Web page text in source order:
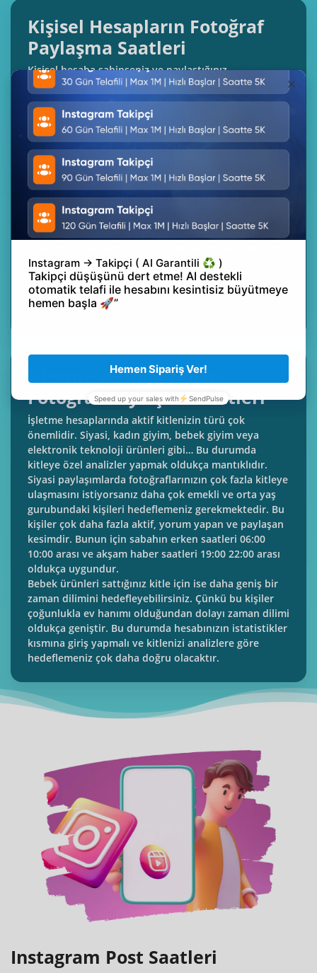
Kişisel Hesapların Fotoğraf
Paylaşma Saatleri
Kişisel hesaba sahipseniz ve paylaştığınız
fotoğrafların maksimum etkileşim almasını
istiyorsanız, çevrenizi analiz ederek başlayabilirsiniz.
Çok fazla aktif bir arkadaş kitleniz olabilir. Bu
kitlenizin çoğunluğu iş veya okul arkadaşlarınızdan
oluşabilir. Eğer üniversite çağındaysanız ve bu oran
çoğunlukla üniversite arkadaşlarınızdan oluşuyorsa,
daha çok akşam saatlerinde paylaşım yaparak
maksimum kişiye ulaşabilirsiniz. Ancak iş
hayatındaysanız ve arkadaşlarınızın çoğu artık
çalışıyor ve kitleniz bu kişilerden oluşuyorsa, sabah
işe gidiş saatleri ve akşam dinlenme saatlerini baz
Sabahları: 07:00 - 09:00
Akşamları: 19:00 - 22:00 saatlerini tercih
edebilirsiniz.
İşletme Hesapları İçin
Fotoğraf Paylaşma Saatleri
İşletme hesaplarında aktif kitlenizin türü çok
önemlidir. Siyasi, kadın giyim, bebek giyim veya
elektronik teknoloji ürünleri gibi… Bu durumda
kitleye özel analizler yapmak oldukça mantıklıdır.
Siyasi paylaşımlarda fotoğraflarınızın çok fazla kitleye
ulaşmasını istiyorsanız daha çok emekli ve orta yaş
gurubundaki kişileri hedeflemeniz gerekmektedir. Bu
kişiler çok daha fazla aktif, yorum yapan ve paylaşan
kesimdir. Bunun için sabahın erken saatleri 06:00
10:00 arası ve akşam haber saatleri 19:00 22:00 arası
oldukça uygundur.
Bebek ürünleri sattığınız kitle için ise daha geniş bir
zaman dilimini hedefleyebilirsiniz. Çünkü bu kişiler
çoğunlukla ev hanımı olduğundan dolayı zaman dilimi
oldukça geniştir. Bu durumda hesabınızın istatistikler
kısmına giriş yapmalı ve kitlenizi analizlere göre
hedeflemeniz çok daha doğru olacaktır.
Instagram Post Saatleri